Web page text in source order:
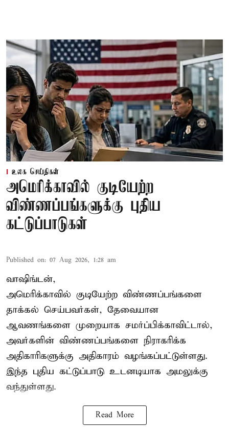
உலக செய்திகள்
அமெரிக்காவில் குடியேற்ற
விண்ணப்பங்களுக்கு புதிய
கட்டுப்பாடுகள்
Published on: 07 Aug 2026, 1:28 am
வாஷிங்டன்,
அமெரிக்காவில் குடியேற்ற விண்ணப்பங்களை
தாக்கல் செய்பவர்கள், தேவையான
ஆவணங்களை முறையாக சமர்ப்பிக்காவிட்டால்,
அவர்களின் விண்ணப்பங்களை நிராகரிக்க
அதிகாரிகளுக்கு அதிகாரம் வழங்கப்பட்டுள்ளது.
இந்த புதிய கட்டுப்பாடு உடனடியாக அமலுக்கு
வந்துள்ளது.
Read More